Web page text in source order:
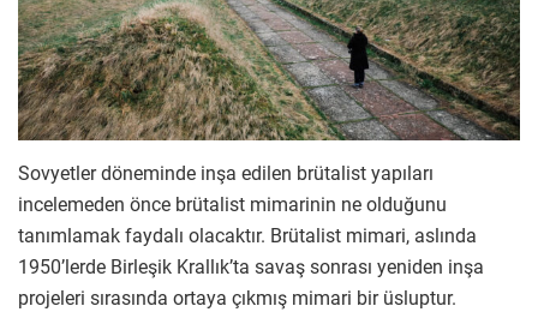
Sovyetler döneminde inşa edilen brütalist yapıları
incelemeden önce brütalist mimarinin ne olduğunu
tanımlamak faydalı olacaktır. Brütalist mimari, aslında
1950’lerde Birleşik Krallık’ta savaş sonrası yeniden inşa
projeleri sırasında ortaya çıkmış mimari bir üsluptur.